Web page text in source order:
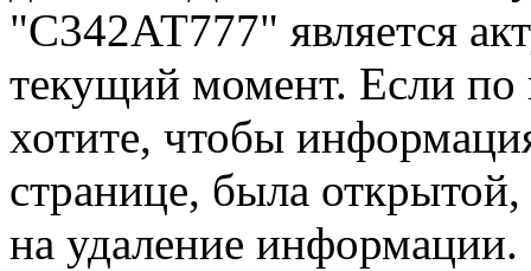
"С342АТ777" является
текущий момент. Если
хотите, чтобы
странице, была открытой,
на удаление информации.